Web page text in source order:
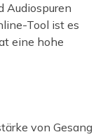
Audiospuren
Tool ist es
eine hohe
von Gesang